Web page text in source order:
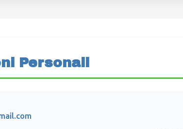
Personali